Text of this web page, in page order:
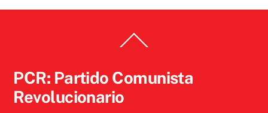
To
PCR: Partido Comunista
Revolucionario